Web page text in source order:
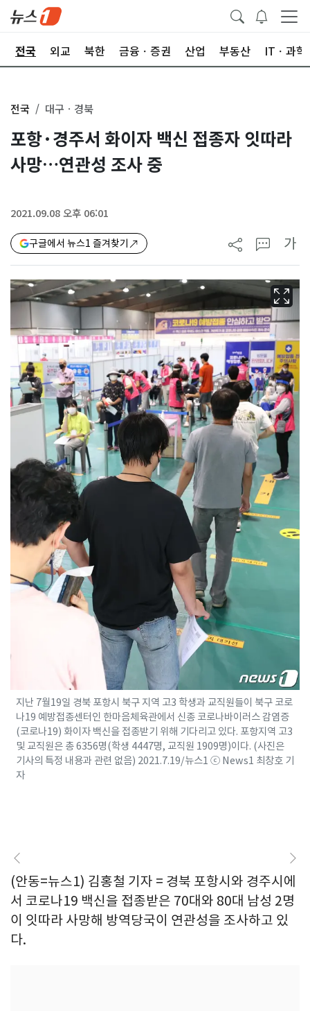
전국 외교 북한 금융ㆍ증권 산업 부동산 ITㆍ과학
전국 대구ㆍ경북
포항·경주서 화이자 백신 접종자 잇따라
사망…연관성 조사 중
2021.09.08 오후 06:01
구글에서 뉴스1 즐겨찾기 가
지난 7월19일 경북 포항시 북구 지역 고3 학생과 교직원들이 북구 코로
나19 예방접종센터인 한마음체육관에서 신종 코로나바이러스 감염증
(코로나19) 화이자 백신을 접종받기 위해 기다리고 있다. 포항지역 고3
및 교직원은 총 6356명(학생 4447명, 교직원 1909명)이다. (사진은
기사의 특정 내용과 관련 없음) 2021.7.19/뉴스1 ⓒ News1 최창호 기
자
(안동=뉴스1) 김홍철 기자 = 경북 포항시와 경주시에
서 코로나19 백신을 접종받은 70대와 80대 남성 2명
이 잇따라 사망해 방역당국이 연관성을 조사하고 있
다.